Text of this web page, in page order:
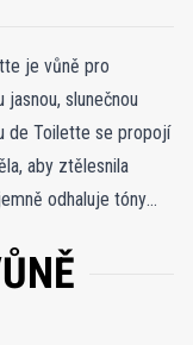
je vůně pro
slunečnou
de Toilette se propojí
aby ztělesnila
odhaluje tóny
květů a